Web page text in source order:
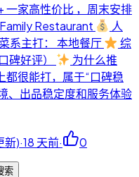
一家高性价比 ，周末安排
Restaurant
人
菜系主打： 本地餐厅
综
碑好评）
为什么推
都很能打，属于“口碑稳
、出品稳定度和服务体验
新)·18 天前· 0
索